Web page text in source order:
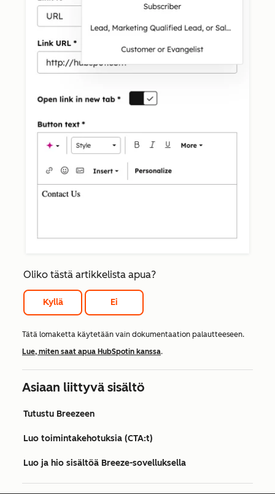
Oliko tästä artikkelista apua?
Kyllä Ei
Tätä lomaketta käytetään vain dokumentaation palautteeseen.
Lue, miten saat apua HubSpotin kanssa.
Asiaan liittyvä sisältö
Tutustu Breezeen
Luo toimintakehotuksia (CTA:t)
Luo ja hio sisältöä Breeze-sovelluksella